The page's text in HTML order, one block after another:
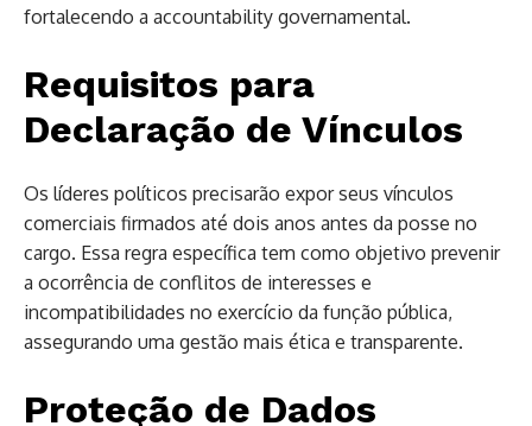
fortalecendo a accountability governamental.
Requisitos para
Declaração de Vínculos
Os líderes políticos precisarão expor seus vínculos
comerciais firmados até dois anos antes da posse no
cargo. Essa regra específica tem como objetivo prevenir
a ocorrência de conflitos de interesses e
incompatibilidades no exercício da função pública,
assegurando uma gestão mais ética e transparente.
Proteção de Dados